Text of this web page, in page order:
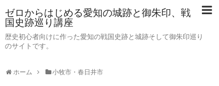
ゼロからはじめる愛知の城跡と御朱印、戦
国史跡巡り講座
歴史初心者向けに作った愛知の戦国史跡と城跡そして御朱印巡り
のサイトです。
ホーム 小牧市・春日井市